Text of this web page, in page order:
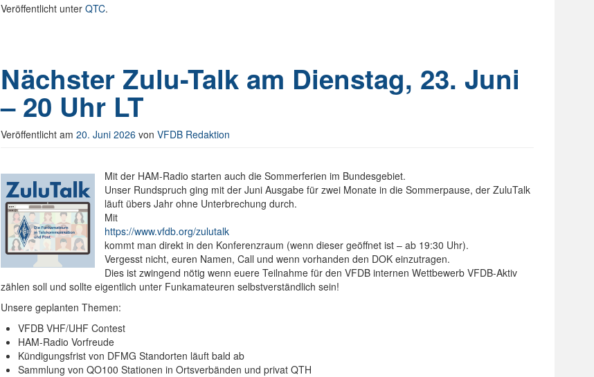
Veröffentlicht unter QTC.
Nächster Zulu-Talk am Dienstag, 23. Juni
– 20 Uhr LT
Veröffentlicht am 20. Juni 2026 von VFDB Redaktion
Mit der HAM-Radio starten auch die Sommerferien im Bundesgebiet.
Unser Rundspruch ging mit der Juni Ausgabe für zwei Monate in die Sommerpause, der ZuluTalk
läuft übers Jahr ohne Unterbrechung durch.
Mit
https://www.vfdb.org/zulutalk
kommt man direkt in den Konferenzraum (wenn dieser geöffnet ist – ab 19:30 Uhr).
Vergesst nicht, euren Namen, Call und wenn vorhanden den DOK einzutragen.
Dies ist zwingend nötig wenn euere Teilnahme für den VFDB internen Wettbewerb VFDB-Aktiv
zählen soll und sollte eigentlich unter Funkamateuren selbstverständlich sein!
Unsere geplanten Themen:
VFDB VHF/UHF Contest
HAM-Radio Vorfreude
Kündigungsfrist von DFMG Standorten läuft bald ab
Sammlung von QO100 Stationen in Ortsverbänden und privat QTH